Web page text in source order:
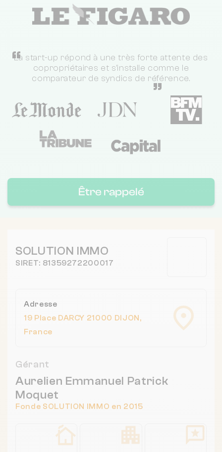
“
La start-up répond à une très forte attente des
copropriétaires et s'installe comme le
comparateur de syndics de référence.
”
Être rappelé
SOLUTION IMMO
SIRET: 81359272200017
Adresse
19 Place DARCY 21000 DIJON,
France
Gérant
Aurelien Emmanuel Patrick
Moquet
Fonde SOLUTION IMMO en 2015